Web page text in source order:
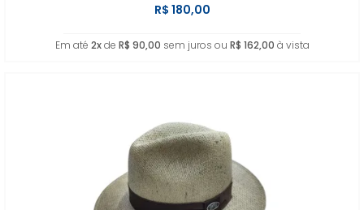
R$ 180,00
Em até 2xde R$ 90,00 sem juros ou R$ 162,00 à vista